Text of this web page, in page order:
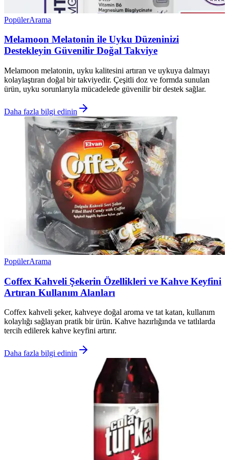
PopülerArama
Melamoon Melatonin ile Uyku Düzeninizi
Destekleyin Güvenilir Doğal Takviye
Melamoon melatonin, uyku kalitesini artıran ve uykuya dalmayı
kolaylaştıran doğal bir takviyedir. Çeşitli doz ve formda sunulan
ürün, uyku sorunlarıyla mücadelede güvenilir bir destek sağlar.
Daha fazla bilgi edinin
PopülerArama
Coffex Kahveli Şekerin Özellikleri ve Kahve Keyfini
Artıran Kullanım Alanları
Coffex kahveli şeker, kahveye doğal aroma ve tat katan, kullanım
kolaylığı sağlayan pratik bir ürün. Kahve hazırlığında ve tatlılarda
tercih edilerek kahve keyfini artırır.
Daha fazla bilgi edinin